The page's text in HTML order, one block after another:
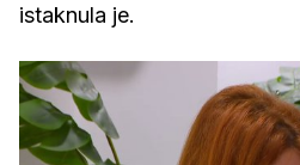
istaknula je.